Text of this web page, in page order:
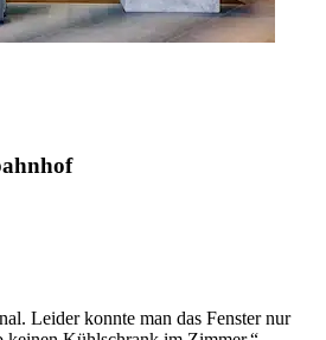
Leider konnte man das Fenster nur